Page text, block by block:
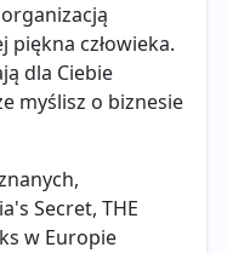
piękna człowieka.
dla Ciebie
myślisz o biznesie
Secret, THE
w Europie